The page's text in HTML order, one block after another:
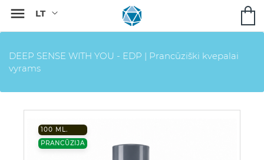

DEEP SENSE WITH YOU - EDP | Prancūziški kvepalai
vyrams
100 ML.
PRANCŪZIJA